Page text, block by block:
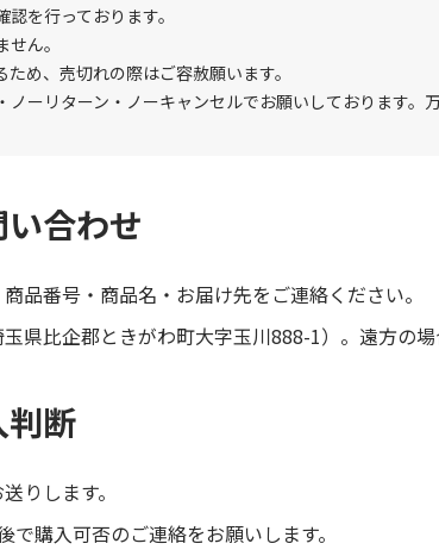
を行っております。
ん。
め、売切れの際はご容赦願います。
ノーリターン・ノーキャンセルでお願いしております
合わせ
品番号・商品名・お届け先をご連絡ください。
県比企郡ときがわ町大字玉川888-1）。遠方の
判断
りします。
で購入可否のご連絡をお願いします。